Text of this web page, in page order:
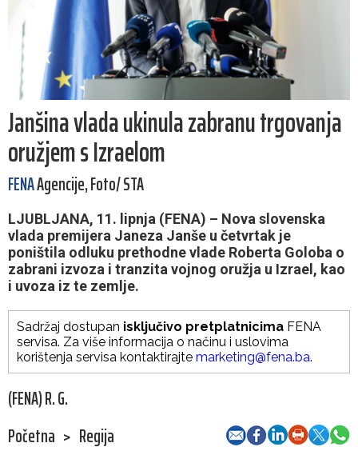
Janšina vlada ukinula zabranu trgovanja
oružjem s Izraelom
FENAAgencije, Foto/ STA
LJUBLJANA, 11. lipnja (FENA) – Nova slovenska
vlada premijera Janeza Janše u četvrtak je
poništila odluku prethodne vlade Roberta Goloba o
zabrani izvoza i tranzita vojnog oružja u Izrael, kao
i uvoza iz te zemlje.
Sadržaj dostupan isključivo pretplatnicima FENA
servisa. Za više informacija o načinu i uslovima
korištenja servisa kontaktirajte marketing@fena.ba.
(FENA) R. G.
Početna > Regija